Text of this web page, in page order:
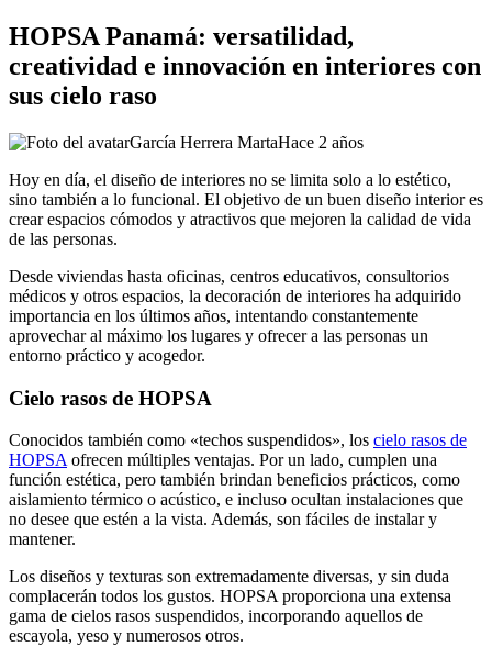
HOPSA Panamá: versatilidad,
creatividad e innovación en interiores con
sus cielo raso
García Herrera MartaHace 2 años
Hoy en día, el diseño de interiores no se limita solo a lo estético,
sino también a lo funcional. El objetivo de un buen diseño interior es
crear espacios cómodos y atractivos que mejoren la calidad de vida
de las personas.
Desde viviendas hasta oficinas, centros educativos, consultorios
médicos y otros espacios, la decoración de interiores ha adquirido
importancia en los últimos años, intentando constantemente
aprovechar al máximo los lugares y ofrecer a las personas un
entorno práctico y acogedor.
Cielo rasos de HOPSA
Conocidos también como «techos suspendidos», los cielo rasos de
HOPSA ofrecen múltiples ventajas. Por un lado, cumplen una
función estética, pero también brindan beneficios prácticos, como
aislamiento térmico o acústico, e incluso ocultan instalaciones que
no desee que estén a la vista. Además, son fáciles de instalar y
mantener.
Los diseños y texturas son extremadamente diversas, y sin duda
complacerán todos los gustos. HOPSA proporciona una extensa
gama de cielos rasos suspendidos, incorporando aquellos de
escayola, yeso y numerosos otros.